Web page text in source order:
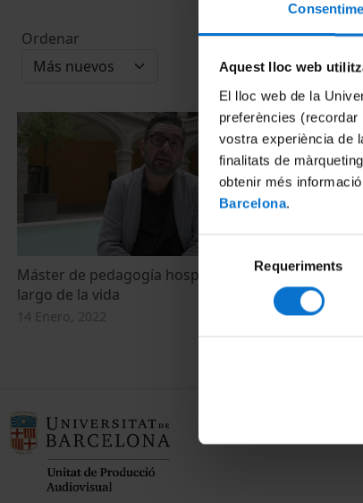
Aquest lloc web
El lloc web de la
preferències
vostra experiència de
finalitats de
obtenir més
Barcelona.
Selecció
consentiment
Requeriments
Ordenar
Máster de pedagogía hospitalaria a lo
largo de la vida
14 Enero, 2022